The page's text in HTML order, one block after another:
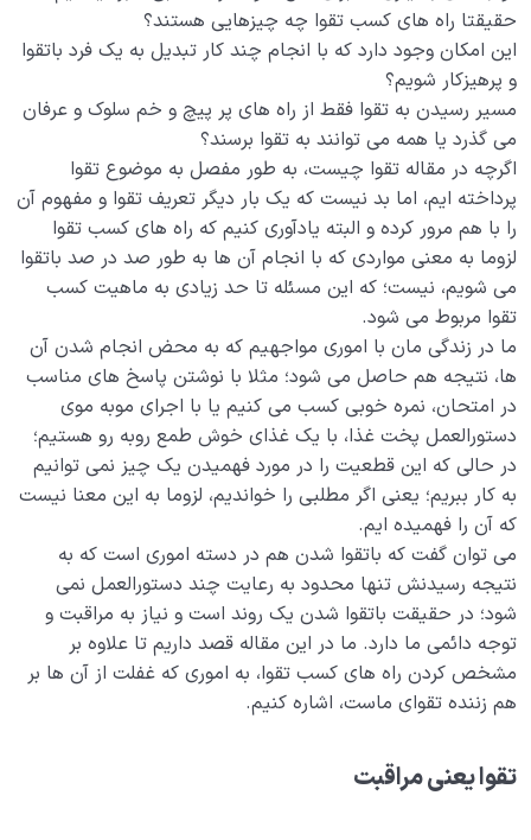
راه های کسب تقوا چیست و برای با تقوا شدن چه مراقبت
هایی لازم است؟
اهمیت تقوا در چیست؛ آیا تقوا از محدود شدن ما جلوگیری
می‌کند؟
سنت ابتلا یعنی چه؛ راز سختی ها و رنج های زندگی چیست؟
منظور از حجاب عادت چیست؛ چگونه دوباره شگفتی را
ببینیم؟
آیا سرنوشت ما از پیش نوشته شده یا تغییر در زندگی امکان
پذیر است؟
انتخاب اطاعت و مخالفت در مواجهه با خدا و شیطان چه
تأثیری بر سرنوشت انسان دارد؟
نقش انتخاب های سرنوشت ساز در زندگی انسان| راهی به
سوی کمال یا سقوط؟
آیا روح انسان جنسیت دارد؛ بررسی نسبت روح و جنسیت از
منظر انسان شناسی
چرا ابتلائات مؤمن ضروری هستند؟ چگونه خداوند مؤمنان را
امتحان می کند؟
خدا چگونه ما را با نعمت های مادی و کمالات محدود
امتحان می کند؟
چرا برخورداری از بهشت برای هر فرد متفاوت است؛ چه چیزی
حقیقتا راه های کسب تقوا چه چیزهایی هستند؟
این امکان وجود دارد که با انجام چند کار تبدیل به یک فرد باتقوا
و پرهیزکار شویم؟
مسیر رسیدن به تقوا فقط از راه های پر پیچ و خم سلوک و عرفان
می گذرد یا همه می توانند به تقوا برسند؟
اگرچه در مقاله تقوا چیست، به طور مفصل به موضوع تقوا
پرداخته ایم، اما بد نیست که یک بار دیگر تعریف تقوا و مفهوم آن
را با هم مرور کرده و البته یادآوری کنیم که راه های کسب تقوا
لزوما به معنی مواردی که با انجام آن ها به طور صد در صد باتقوا
می شویم، نیست؛ که این مسئله تا حد زیادی به ماهیت کسب
تقوا مربوط می شود.
ما در زندگی مان با اموری مواجهیم که به محض انجام شدن آن
ها، نتیجه هم حاصل می شود؛ مثلا با نوشتن پاسخ های مناسب
در امتحان، نمره خوبی کسب می کنیم یا با اجرای موبه موی
دستورالعمل پخت غذا، با یک غذای خوش طمع روبه رو هستیم؛
در حالی که این قطعیت را در مورد فهمیدن یک چیز نمی توانیم
به کار ببریم؛ یعنی اگر مطلبی را خواندیم، لزوما به این معنا نیست
که آن را فهمیده ایم.
می توان گفت که باتقوا شدن هم در دسته اموری است که به
نتیجه رسیدنش تنها محدود به رعایت چند دستورالعمل نمی
شود؛ در حقیقت باتقوا شدن یک روند است و نیاز به مراقبت و
توجه دائمی ما دارد. ما در این مقاله قصد داریم تا علاوه بر
مشخص کردن راه های کسب تقوا، به اموری که غفلت از آن ها بر
هم زننده تقوای ماست، اشاره کنیم.
تقوا یعنی مراقبت